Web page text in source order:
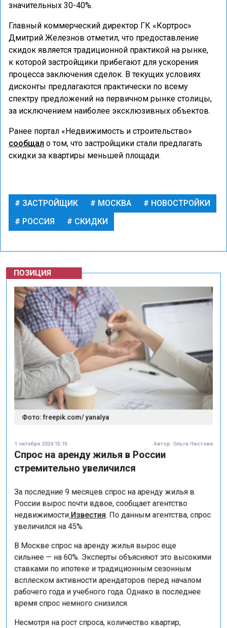
значительных 30-40%.
Главный коммерческий директор ГК «Кортрос»
Дмитрий Железнов отметил, что предоставление
скидок является традиционной практикой на рынке,
к которой застройщики прибегают для ускорения
процесса заключения сделок. В текущих условиях
дисконты предлагаются практически по всему
спектру предложений на первичном рынке столицы,
за исключением наиболее эксклюзивных объектов.
Ранее портал «Недвижимость и строительство»
сообщал о том, что застройщики стали предлагать
скидки за квартиры меньшей площади.
ЗАСТРОЙЩИК МОСКВА
НОВОСТРОЙКИ
РОССИЯ
СКИДКИ
ПОЗИЦИЯ
Фото: freepik.com/ yanalya
Спрос на аренду жилья в России
стремительно увеличился
России вырос почти вдвое, сообщает агентство
недвижимости Известия. По данным агентства, спрос
увеличился на 45%.
В Москве спрос на аренду жилья вырос еще
сильнее — на 60%. Эксперты объясняют это высокими
ставками по ипотеке и традиционным сезонным
всплеском активности арендаторов перед началом
рабочего года и учебного года. Однако в последнее
время спрос немного снизился.
Несмотря на рост спроса, количество квартир,